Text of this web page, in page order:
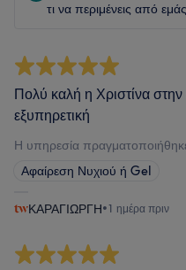
τι να περιμένεις από
Πολύ καλή η Χριστίνα στην
εξυπηρετική
Η υπηρεσία
Αφαίρεση Νυχιού ή Gel
ΚΑΡΑΓΙΩΡΓΗ•1 ημέρα πριν